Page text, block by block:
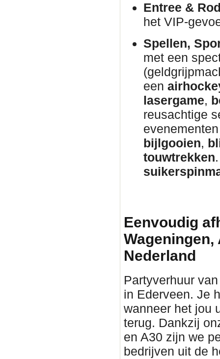
Entree &
het VIP-
Spellen,
met een
een
lasergame,
reusachtige
bijlgooien,
touwtrekken
Eenvoudig
Wageningen,
Nederland
Partyverhuur
in Ederveen. Je
wanneer het jou
terug. Dankzij
en A30 zijn we
bedrijven uit de